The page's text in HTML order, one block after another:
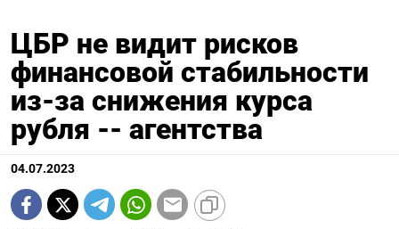
ЦБР не видит рисков
финансовой стабильности
из-за снижения курса
рубля -- агентства
04.07.2023